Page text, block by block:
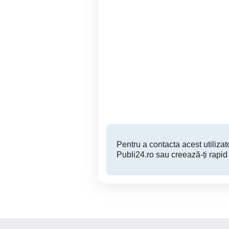
Pentru a contacta acest
Publi24.ro sau creează-ți